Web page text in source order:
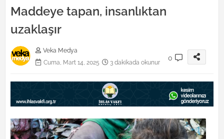
Maddeye tapan, insanlıktan
uzaklaşır
Veka Medya
Cuma, Mart 14, 2025
3 dakikada okunur
0